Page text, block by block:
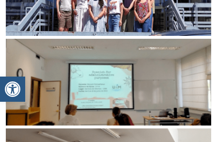
Ανοίξτε τη γραμμή εργαλείων